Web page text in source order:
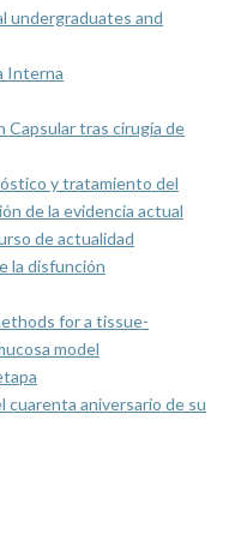
undergraduates and
Interna
Capsular tras cirugía de
y tratamiento del
de la evidencia actual
de actualidad
la disfunción
for a tissue-
model
cuarenta aniversario de su